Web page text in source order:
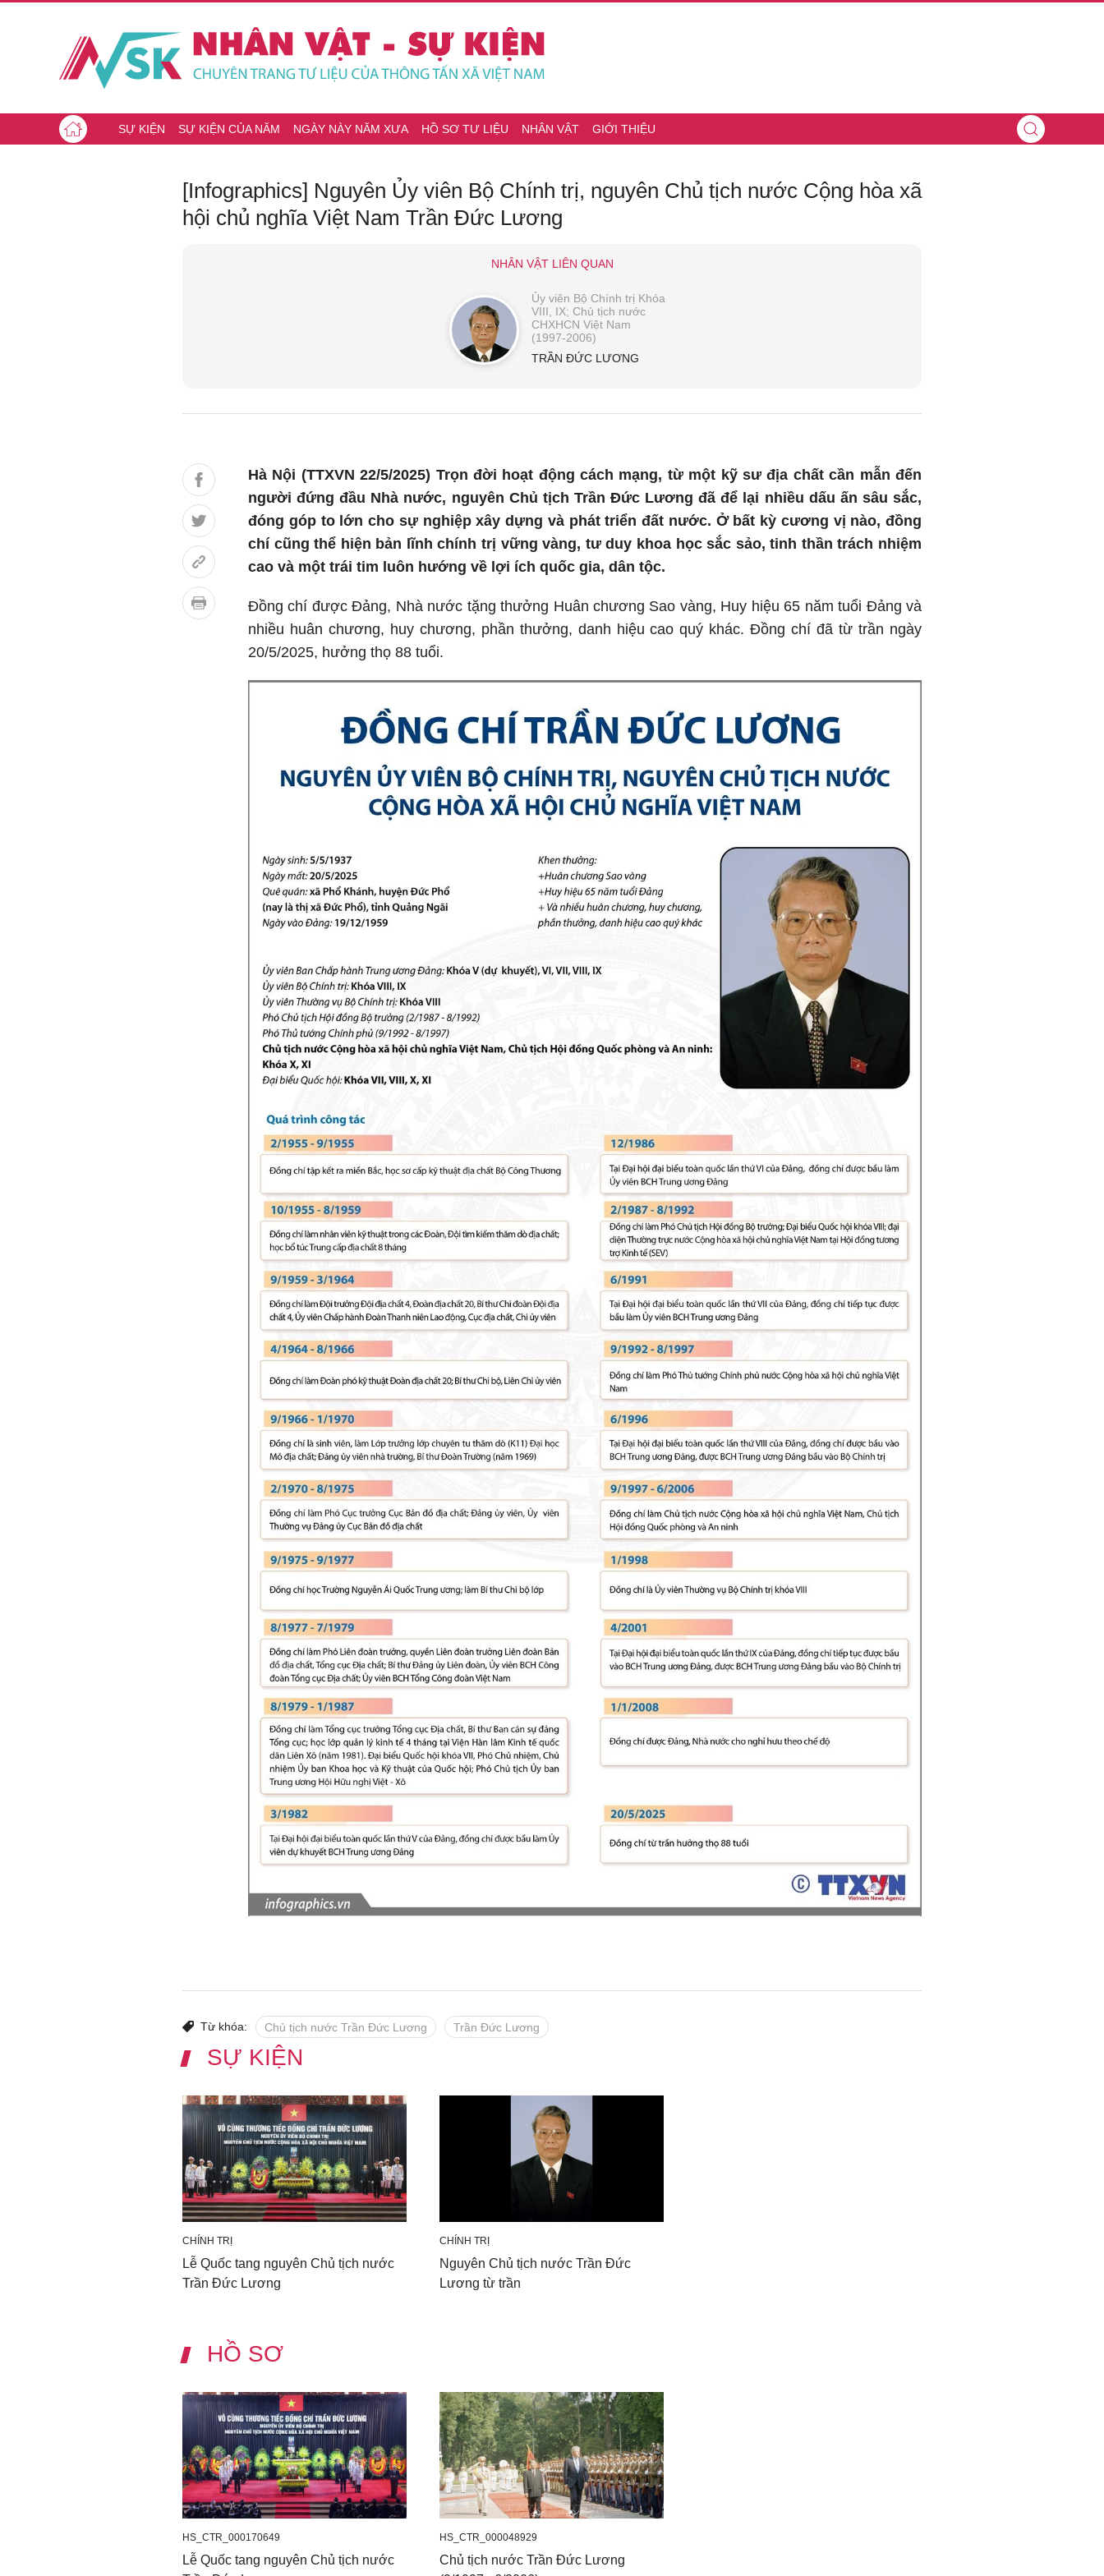
SỰ KIỆN SỰ KIỆN CỦA NĂM NGÀY NÀY NĂM XƯA HỒ SƠ TƯ LIỆU NHÂN VẬT GIỚI THIỆU
[Infographics] Nguyên Ủy viên Bộ Chính trị, nguyên Chủ tịch nước Cộng hòa xã
hội chủ nghĩa Việt Nam Trần Đức Lương
NHÂN VẬT LIÊN QUAN
Ủy viên Bộ Chính trị Khóa
VIII, IX; Chủ tịch nước
CHXHCN Việt Nam
(1997-2006)
TRẦN ĐỨC LƯƠNG
Hà Nội (TTXVN 22/5/2025) Trọn đời hoạt động cách mạng, từ một kỹ sư địa chất cần mẫn đến
người đứng đầu Nhà nước, nguyên Chủ tịch Trần Đức Lương đã để lại nhiều dấu ấn sâu sắc,
đóng góp to lớn cho sự nghiệp xây dựng và phát triển đất nước. Ở bất kỳ cương vị nào, đồng
chí cũng thể hiện bản lĩnh chính trị vững vàng, tư duy khoa học sắc sảo, tinh thần trách nhiệm
cao và một trái tim luôn hướng về lợi ích quốc gia, dân tộc.
Đồng chí được Đảng, Nhà nước tặng thưởng Huân chương Sao vàng, Huy hiệu 65 năm tuổi Đảng và
nhiều huân chương, huy chương, phần thưởng, danh hiệu cao quý khác. Đồng chí đã từ trần ngày
20/5/2025, hưởng thọ 88 tuổi.
Từ khóa: Chủ tịch nước Trần Đức Lương Trần Đức Lương
SỰ KIỆN
CHÍNH TRỊ
Lễ Quốc tang nguyên Chủ tịch nước
Trần Đức Lương
CHÍNH TRỊ
Nguyên Chủ tịch nước Trần Đức
Lương từ trần
HỒ SƠ
HS_CTR_000170649
Lễ Quốc tang nguyên Chủ tịch nước
HS_CTR_000048929
Chủ tịch nước Trần Đức Lương